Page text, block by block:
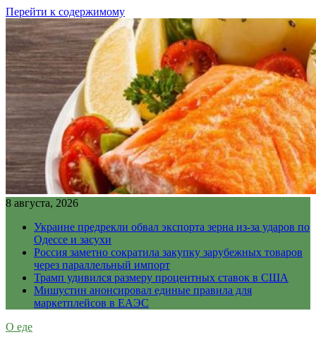
Перейти к содержимому
8 августа, 2026
Украине предрекли обвал экспорта зерна из-за ударов по
Одессе и засухи
Россия заметно сократила закупку зарубежных товаров
через параллельный импорт
Трамп удивился размеру процентных ставок в США
Мишустин анонсировал единые правила для
маркетплейсов в ЕАЭС
О еде